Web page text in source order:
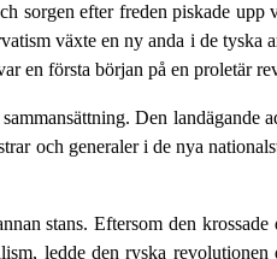
sorgen efter freden piskade
växte en ny anda i de
en första början på en proletär
Den
och generaler i de nya
stans. Eftersom den
ledde den ryska